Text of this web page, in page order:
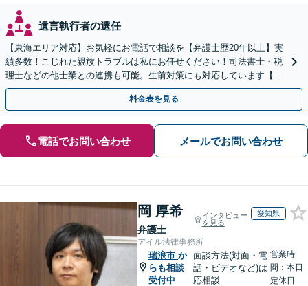
遺言執行者の選任
【東海エリア対応】お気軽にお電話で相談を【弁護士歴20年以上】実
績多数！こじれた親族トラブルは私にお任せください！司法書士・税
理士などの他士業との連携も可能。生前対策にも対応しています【夜
間・休日面談可】【完全個室・秘密厳守】
料金表を見る
電話でお問い合わせ メールでお問い合わせ
岡 厚希
弁護士
インタビュー
を見る
愛知県
アイル法律事務所
瑞浪市 か
らも相談
受付中
面談方法(対面・電
話・ビデオなど)は
応相談
営業時
間：本日
定休日